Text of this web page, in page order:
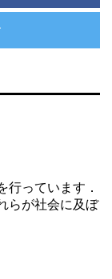
行っています．
らが社会に及ぼ